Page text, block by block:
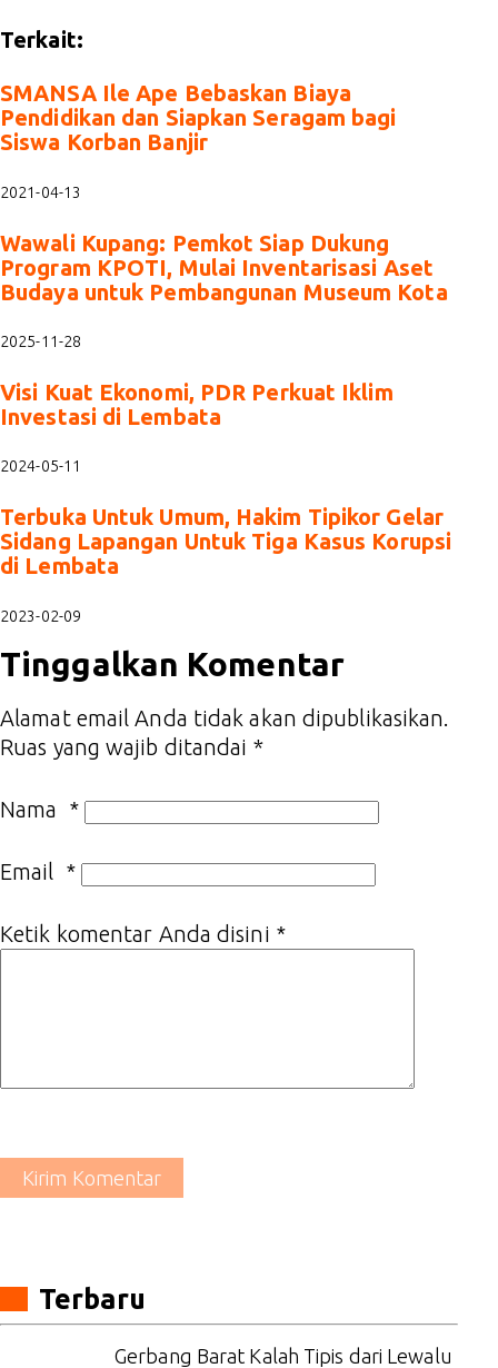
Terkait:
SMANSA Ile Ape Bebaskan Biaya
Pendidikan dan Siapkan Seragam bagi
Siswa Korban Banjir
2021-04-13
Wawali Kupang: Pemkot Siap Dukung
Program KPOTI, Mulai Inventarisasi Aset
Budaya untuk Pembangunan Museum Kota
2025-11-28
Visi Kuat Ekonomi, PDR Perkuat Iklim
Investasi di Lembata
2024-05-11
Terbuka Untuk Umum, Hakim Tipikor Gelar
Sidang Lapangan Untuk Tiga Kasus Korupsi
di Lembata
2023-02-09
Tinggalkan Komentar
Alamat email Anda tidak akan dipublikasikan.
Ruas yang wajib ditandai *
Nama *
Email *
Ketik komentar Anda disini *
Kirim Komentar
Terbaru
Gerbang Barat Kalah Tipis dari Lewalu